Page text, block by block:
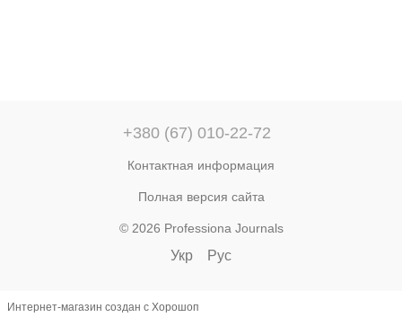
+380 (67) 010-22-72
Контактная информация
Полная версия сайта
© 2026 Professiona Journals
Укр Рус
Интернет-магазин создан с Хорошоп